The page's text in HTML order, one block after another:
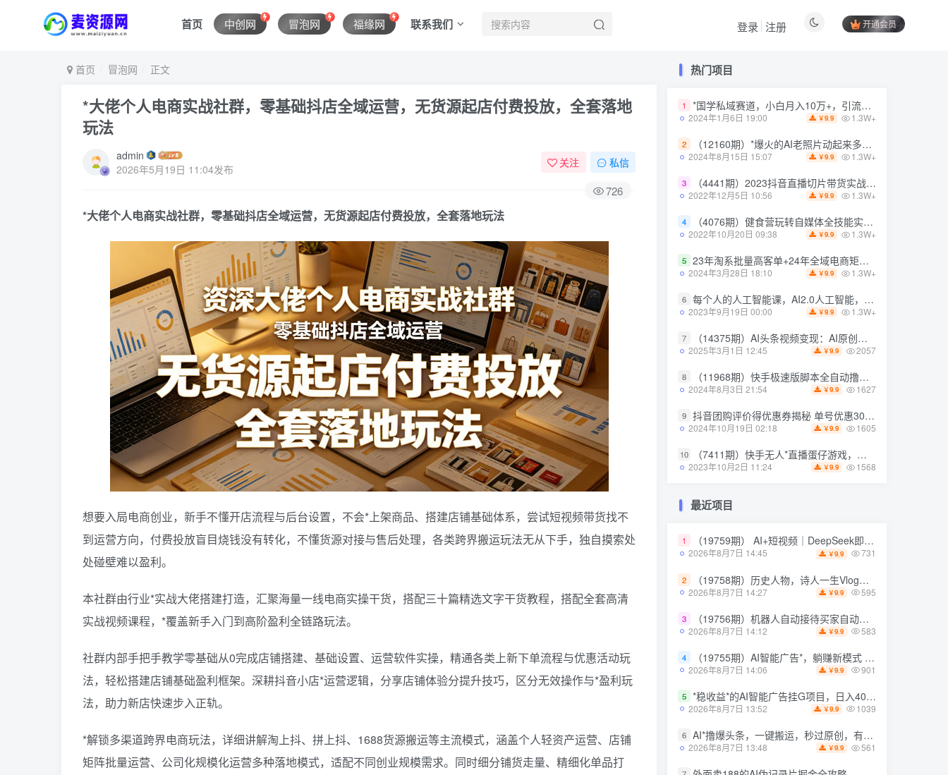
首页 中创网 冒泡网 福缘网 联系我们 开通会员
登录 注册
首页 冒泡网 正文
*大佬个人电商实战社群，零基础抖店全域运营，无货源起店付费投放，全套落地
玩法
admin
2026年5月19日 11:04发布
关注 私信
726
*大佬个人电商实战社群，零基础抖店全域运营，无货源起店付费投放，全套落地玩法
想要入局电商创业，新手不懂开店流程与后台设置，不会*上架商品、搭建店铺基础体系，尝试短视频带货找不
到运营方向，付费投放盲目烧钱没有转化，不懂货源对接与售后处理，各类跨界搬运玩法无从下手，独自摸索处
处碰壁难以盈利。
本社群由行业*实战大佬搭建打造，汇聚海量一线电商实操干货，搭配三十篇精选文字干货教程，搭配全套高清
实战视频课程，*覆盖新手入门到高阶盈利全链路玩法。
社群内部手把手教学零基础从0完成店铺搭建、基础设置、运营软件实操，精通各类上新下单流程与优惠活动玩
法，轻松搭建店铺基础盈利框架。深耕抖音小店*运营逻辑，分享店铺体验分提升技巧，区分无效操作与*盈利玩
法，助力新店快速步入正轨。
*解锁多渠道跨界电商玩法，详细讲解淘上抖、拼上抖、1688货源搬运等主流模式，涵盖个人轻资产运营、店铺
矩阵批量运营、公司化规模化运营多种落地模式，适配不同创业规模需求。同时细分铺货走量、精细化单品打
热门项目
1 *国学私域赛道，小白月入10万+，引流+转化完整流程【揭秘】
2024年1月6日 19:00 ￥9.9 1.3W+
2 （12160期）*爆火的AI老照片动起来多重变现教程，蹭热点日赚3000+，内含免费工具
2024年8月15日 15:07 ￥9.9 1.3W+
3 （4441期）2023抖音直播切片带货实战，0基础+零资源+零经验 月入10W+借力IP实现躺赚
2022年12月5日 10:56 ￥9.9 1.3W+
4 （4076期）健食营玩转自媒体全技能实操，从无到有到精通，零基础也能打造*IP
2022年10月20日 09:38 ￥9.9 1.3W+
5 23年淘系批量高客单+24年全域电商矩阵，批量高客单线上课（109节课）
2024年3月28日 18:10 ￥9.9 1.3W+
6 每个人的人工智能课，AI2.0人工智能，零基础入门
2023年9月19日 00:00 ￥9.9 1.3W+
7 （14375期）AI头条视频变现：AI原创搬运玩法，无需剪辑，多平台发布，单号日入30-300
2025年3月1日 12:45 ￥9.9 2057
8 （11968期）快手极速版脚本全自动撸金看广告、刷视频单号收益50＋可批量操作
2024年8月3日 21:54 ￥9.9 1627
9 抖音团购评价得优惠券揭秘 单号优惠30-50 详细教程
2024年10月19日 02:18 ￥9.9 1605
10 （7411期）快手无人*直播蛋仔游戏，一天收入700+流程简单人人可做（送10G素材）
2023年10月2日 11:24 ￥9.9 1568
最近项目
1 （19759期） AI+短视频｜DeepSeek即梦豆包小云雀全工具教学，从账号*到剪映剪辑，零基础也能快速上手做*
2026年8月7日 14:45 ￥9.9 731
2 （19758期）历史人物，诗人一生Vlog教学， AI制作丨伙伴计划丨精选收益丨商单收徒 ，新领域红利期，抓紧做
2026年8月7日 14:27 ￥9.9 595
3 （19756期）机器人自动接待买家自动发货，跟着系统学拼多多虚拟月入1-5万
2026年8月7日 14:12 ￥9.9 583
4 （19755期）AI智能广告*，躺赚新模式 设备托管运行，解放双手持续变现
2026年8月7日 14:06 ￥9.9 901
5 *稳收益*的AI智能广告挂G项目，日入400+，*的躺賺项目【揭秘】
2026年8月7日 13:52 ￥9.9 1039
6 AI*撸爆头条，一键搬运，秒过原创，有手就能做，每天稳定200+【揭秘】
2026年8月7日 13:48 ￥9.9 561
热门项目
1 *国学私域赛道，小白月入10万+，引流+转化完整流程【揭秘】
2024年1月6日 19:00 ￥9.9 1.3W+
2 （12160期）*爆火的AI老照片动起来多重变现教程，蹭热点日赚3000+，内含免费工具
2024年8月15日 15:07 ￥9.9 1.3W+
3 （4441期）2023抖音直播切片带货实战，0基础+零资源+零经验 月入10W+借力IP实现躺赚
2022年12月5日 10:56 ￥9.9 1.3W+
4 （4076期）健食营玩转自媒体全技能实操，从无到有到精通，零基础也能打造*IP
2022年10月20日 09:38 ￥9.9 1.3W+
5 23年淘系批量高客单+24年全域电商矩阵，批量高客单线上课（109节课）
2024年3月28日 18:10 ￥9.9 1.3W+
6 每个人的人工智能课，AI2.0人工智能，零基础入门
2023年9月19日 00:00 ￥9.9 1.3W+
7 （14375期）AI头条视频变现：AI原创搬运玩法，无需剪辑，多平台发布，单号日入30-300
2025年3月1日 12:45 ￥9.9 2057
8 （11968期）快手极速版脚本全自动撸金看广告、刷视频单号收益50＋可批量操作
2024年8月3日 21:54 ￥9.9 1627
9 抖音团购评价得优惠券揭秘 单号优惠30-50 详细教程
2024年10月19日 02:18 ￥9.9 1605
10 （7411期）快手无人*直播蛋仔游戏，一天收入700+流程简单人人可做（送10G素材）
2023年10月2日 11:24 ￥9.9 1568
最近项目
1 （19759期） AI+短视频｜DeepSeek即梦豆包小云雀全工具教学，从账号*到剪映剪辑，零基础也能快速上手做*
2026年8月7日 14:45 ￥9.9 731
2 （19758期）历史人物，诗人一生Vlog教学， AI制作丨伙伴计划丨精选收益丨商单收徒 ，新领域红利期，抓紧做
2026年8月7日 14:27 ￥9.9 595
3 （19756期）机器人自动接待买家自动发货，跟着系统学拼多多虚拟月入1-5万
2026年8月7日 14:12 ￥9.9 583
4 （19755期）AI智能广告*，躺赚新模式 设备托管运行，解放双手持续变现
2026年8月7日 14:06 ￥9.9 901
5 *稳收益*的AI智能广告挂G项目，日入400+，*的躺賺项目【揭秘】
2026年8月7日 13:52 ￥9.9 1039
6 AI*撸爆头条，一键搬运，秒过原创，有手就能做，每天稳定200+【揭秘】
2026年8月7日 13:48 ￥9.9 561